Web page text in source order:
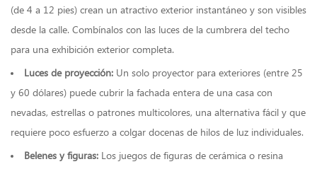
(de 4 a 12 pies) crean un atractivo exterior instantáneo y son visibles
desde la calle. Combínalos con las luces de la cumbrera del techo
para una exhibición exterior completa.
Luces de proyección: Un solo proyector para exteriores (entre 25
y 60 dólares) puede cubrir la fachada entera de una casa con
nevadas, estrellas o patrones multicolores, una alternativa fácil y que
requiere poco esfuerzo a colgar docenas de hilos de luz individuales.
Belenes y figuras: Los juegos de figuras de cerámica o resina